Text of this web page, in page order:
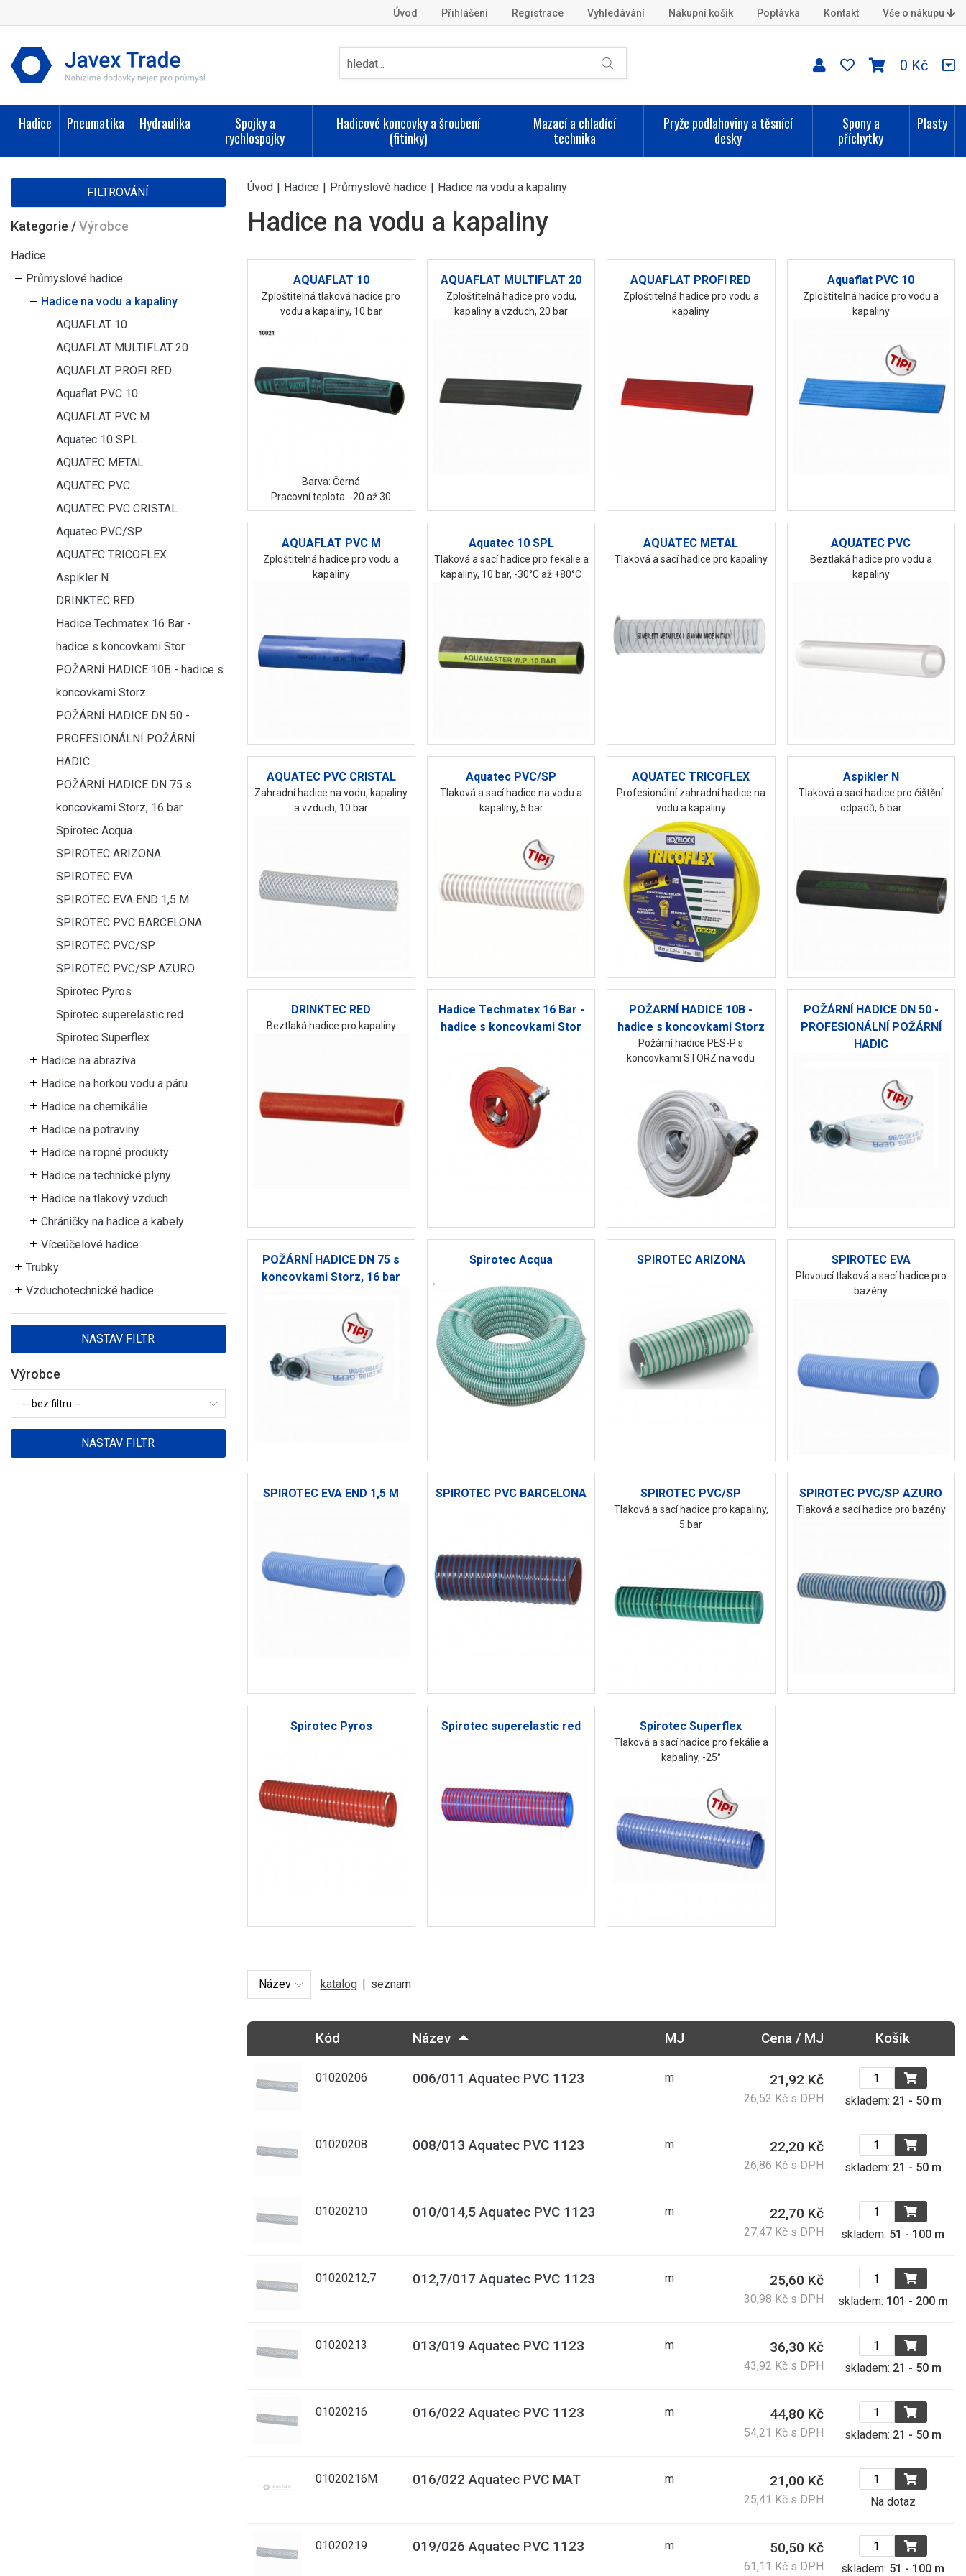
Úvod Přihlášení Registrace Vyhledávání Nákupní košík Poptávka Kontakt Vše o nákupu
0 Kč
Hadice Pneumatika Hydraulika
Spojky a
rychlospojky
Hadicové koncovky a šroubení
(fitinky)
Mazací a chladící
technika
Pryže podlahoviny a těsnící
desky
Spony a
příchytky
Plasty
FILTROVÁNÍ
Kategorie /Výrobce
Hadice
Průmyslové hadice
Hadice na vodu a kapaliny
AQUAFLAT 10
AQUAFLAT MULTIFLAT 20
AQUAFLAT PROFI RED
Aquaflat PVC 10
AQUAFLAT PVC M
Aquatec 10 SPL
AQUATEC METAL
AQUATEC PVC
AQUATEC PVC CRISTAL
Aquatec PVC/SP
AQUATEC TRICOFLEX
Aspikler N
DRINKTEC RED
Hadice Techmatex 16 Bar -
hadice s koncovkami Stor
POŽARNÍ HADICE 10B - hadice s
koncovkami Storz
POŽÁRNÍ HADICE DN 50 -
PROFESIONÁLNÍ POŽÁRNÍ
HADIC
POŽÁRNÍ HADICE DN 75 s
koncovkami Storz, 16 bar
Spirotec Acqua
SPIROTEC ARIZONA
SPIROTEC EVA
SPIROTEC EVA END 1,5 M
SPIROTEC PVC BARCELONA
SPIROTEC PVC/SP
SPIROTEC PVC/SP AZURO
Spirotec Pyros
Spirotec superelastic red
Spirotec Superflex
Hadice na abraziva
Hadice na horkou vodu a páru
Hadice na chemikálie
Hadice na potraviny
Hadice na ropné produkty
Hadice na technické plyny
Hadice na tlakový vzduch
Chráničky na hadice a kabely
Víceúčelové hadice
Trubky
Vzduchotechnické hadice
Výrobce
Úvod | Hadice | Průmyslové hadice | Hadice na vodu a kapaliny
Hadice na vodu a kapaliny
AQUAFLAT 10
Zploštitelná tlaková hadice pro
vodu a kapaliny, 10 bar
Barva: Černá
Pracovní teplota: -20 až 30
AQUAFLAT MULTIFLAT 20
Zploštitelná hadice pro vodu,
kapaliny a vzduch, 20 bar
AQUAFLAT PROFI RED
Zploštitelná hadice pro vodu a
kapaliny
Aquaflat PVC 10
Zploštitelná hadice pro vodu a
kapaliny
AQUAFLAT PVC M
Zploštitelná hadice pro vodu a
kapaliny
Aquatec 10 SPL
Tlaková a sací hadice pro fekálie a
kapaliny, 10 bar, -30°C až +80°C
AQUATEC METAL
Tlaková a sací hadice pro kapaliny
AQUATEC PVC
Beztlaká hadice pro vodu a
kapaliny
AQUATEC PVC CRISTAL
Zahradní hadice na vodu, kapaliny
a vzduch, 10 bar
Aquatec PVC/SP
Tlaková a sací hadice na vodu a
kapaliny, 5 bar
AQUATEC TRICOFLEX
Profesionální zahradní hadice na
vodu a kapaliny
Aspikler N
Tlaková a sací hadice pro čištění
odpadů, 6 bar
DRINKTEC RED
Beztlaká hadice pro kapaliny
Hadice Techmatex 16 Bar -
hadice s koncovkami Stor
POŽARNÍ HADICE 10B -
hadice s koncovkami Storz
Požární hadice PES-P s
koncovkami STORZ na vodu
POŽÁRNÍ HADICE DN 50 -
PROFESIONÁLNÍ POŽÁRNÍ
HADIC
POŽÁRNÍ HADICE DN 75 s
koncovkami Storz, 16 bar
Spirotec Acqua SPIROTEC ARIZONA SPIROTEC EVA
Plovoucí tlaková a sací hadice pro
bazény
SPIROTEC EVA END 1,5 M SPIROTEC PVC BARCELONA SPIROTEC PVC/SP
Tlaková a sací hadice pro kapaliny,
5 bar
SPIROTEC PVC/SP AZURO
Tlaková a sací hadice pro bazény
Spirotec Pyros Spirotec superelastic red Spirotec Superflex
Tlaková a sací hadice pro fekálie a
kapaliny, -25°
katalog seznam
Kód Název MJ Cena / MJ Košík
01020206 006/011 Aquatec PVC 1123 m 21,92 Kč
26,52 Kč s DPH skladem: 21 - 50 m
01020208 008/013 Aquatec PVC 1123 m 22,20 Kč
26,86 Kč s DPH skladem: 21 - 50 m
01020210 010/014,5 Aquatec PVC 1123 m 22,70 Kč
27,47 Kč s DPH skladem: 51 - 100 m
01020212,7 012,7/017 Aquatec PVC 1123 m 25,60 Kč
30,98 Kč s DPH skladem: 101 - 200 m
01020213 013/019 Aquatec PVC 1123 m 36,30 Kč
43,92 Kč s DPH skladem: 21 - 50 m
01020216 016/022 Aquatec PVC 1123 m 44,80 Kč
54,21 Kč s DPH skladem: 21 - 50 m
01020216M 016/022 Aquatec PVC MAT m 21,00 Kč
25,41 Kč s DPH Na dotaz
01020219 019/026 Aquatec PVC 1123 m 50,50 Kč
61,11 Kč s DPH skladem: 51 - 100 m